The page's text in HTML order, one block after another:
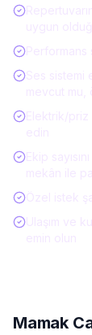
Mamak